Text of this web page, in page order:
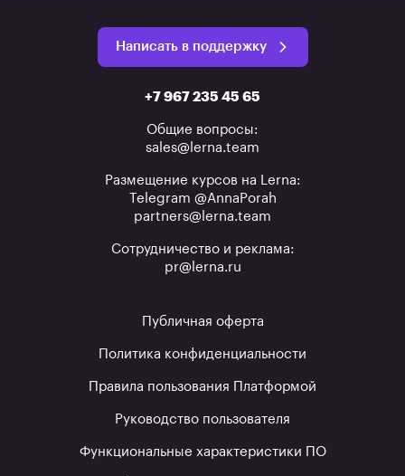
Написать в поддержку
+7 967 235 45 65
Общие вопросы:
sales@lerna.team
Размещение курсов на Lerna:
Telegram @AnnaPorah
partners@lerna.team
Сотрудничество и реклама:
pr@lerna.ru
Публичная оферта
Политика конфиденциальности
Правила пользования Платформой
Руководство пользователя
Функциональные характеристики ПО